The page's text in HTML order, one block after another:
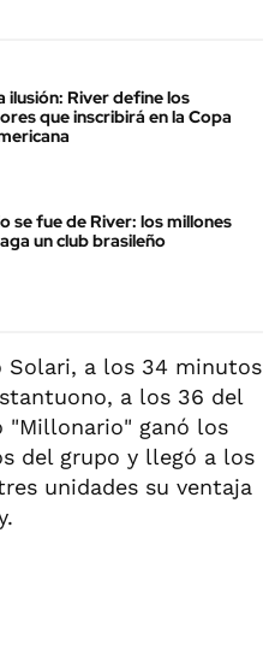
ilusión: River define los
que inscribirá en la Copa
se fue de River: los millones
un club brasileño
Solari, a los 34 minutos
a los 36 del
"Millonario" ganó los
del grupo y llegó a los
unidades su ventaja